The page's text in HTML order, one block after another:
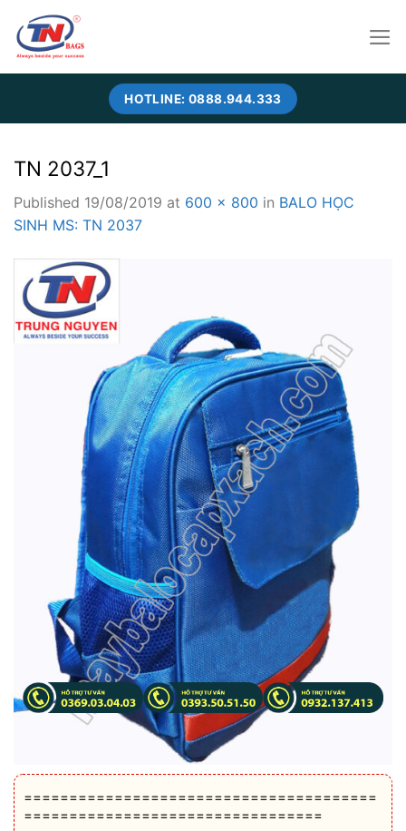
content
HOTLINE: 0888.944.333
TN 2037_1
Published 19/08/2019 at 600 × 800 in BALO HỌC
SINH MS: TN 2037
=======================================
=================================